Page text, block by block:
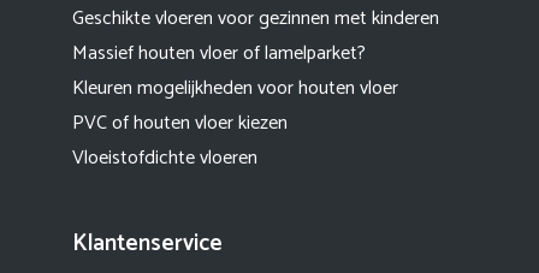
Geschikte vloeren voor gezinnen met kinderen
Massief houten vloer of lamelparket?
Kleuren mogelijkheden voor houten vloer
PVC of houten vloer kiezen
Vloeistofdichte vloeren
Klantenservice